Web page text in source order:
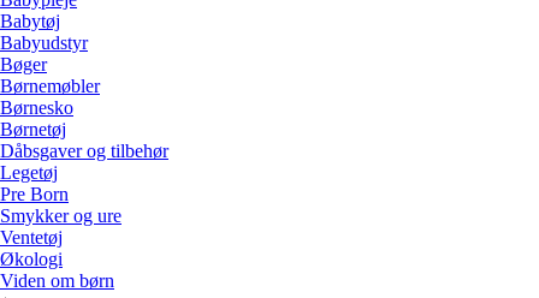
Babytøj
Babyudstyr
Bøger
Børnemøbler
Børnesko
Børnetøj
Dåbsgaver og tilbehør
Legetøj
Pre Born
Smykker og ure
Ventetøj
Økologi
Viden om børn